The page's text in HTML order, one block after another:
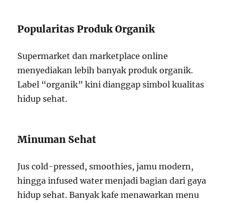
Popularitas Produk Organik
Supermarket dan marketplace online
menyediakan lebih banyak produk organik.
Label “organik” kini dianggap simbol kualitas
hidup sehat.
Minuman Sehat
Jus cold-pressed, smoothies, jamu modern,
hingga infused water menjadi bagian dari gaya
hidup sehat. Banyak kafe menawarkan menu